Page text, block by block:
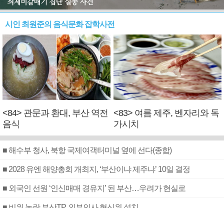
시인 최원준의 음식문화 잡학사전
<84> 관문과 환대, 부산 역전
음식
<83> 여름 제주, 벤자리와 독
가시치
■ 해수부 청사, 북항 국제여객터미널 옆에 선다(종합)
■ 2028 유엔 해양총회 개최지, ‘부산이냐 제주냐’ 10일 결정
■ 외국인 선원 ‘인신매매 경유지’ 된 부산…우려가 현실로